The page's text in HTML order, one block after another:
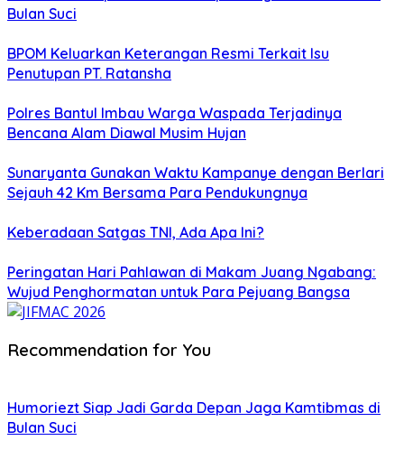
Bulan Suci
BPOM Keluarkan Keterangan Resmi Terkait Isu
Penutupan PT. Ratansha
Polres Bantul Imbau Warga Waspada Terjadinya
Bencana Alam Diawal Musim Hujan
Sunaryanta Gunakan Waktu Kampanye dengan Berlari
Sejauh 42 Km Bersama Para Pendukungnya
Keberadaan Satgas TNI, Ada Apa Ini?
Peringatan Hari Pahlawan di Makam Juang Ngabang:
Wujud Penghormatan untuk Para Pejuang Bangsa
Recommendation for You
Humoriezt Siap Jadi Garda Depan Jaga Kamtibmas di
Bulan Suci